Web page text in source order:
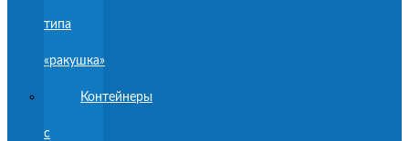
типа
«ракушка»
Контейнеры
с